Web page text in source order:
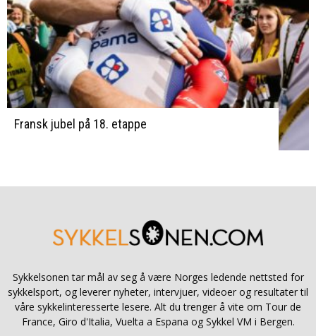
Fransk jubel på 18. etappe
Sykkelsonen tar mål av seg å være Norges ledende nettsted for
sykkelsport, og leverer nyheter, intervjuer, videoer og resultater til
våre sykkelinteresserte lesere. Alt du trenger å vite om Tour de
France, Giro d'Italia, Vuelta a Espana og Sykkel VM i Bergen.